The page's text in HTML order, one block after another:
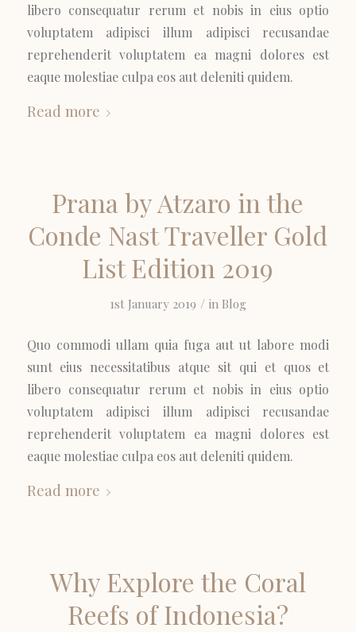
libero consequatur rerum et nobis in eius optio
voluptatem adipisci illum adipisci recusandae
reprehenderit voluptatem ea magni dolores est
eaque molestiae culpa eos aut deleniti quidem.
Read more
Prana by Atzaro in the
Conde Nast Traveller Gold
List Edition 2019
1st January 2019 / in Blog
Quo commodi ullam quia fuga aut ut labore modi
sunt eius necessitatibus atque sit qui et quos et
libero consequatur rerum et nobis in eius optio
voluptatem adipisci illum adipisci recusandae
reprehenderit voluptatem ea magni dolores est
eaque molestiae culpa eos aut deleniti quidem.
Read more
Why Explore the Coral
Reefs of Indonesia?